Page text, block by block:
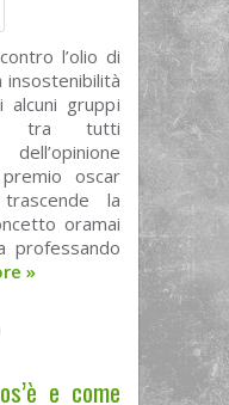
l’olio di
insostenibilità
alcuni gruppi
tra tutti
oscar
la
oramai
professando
»
e come